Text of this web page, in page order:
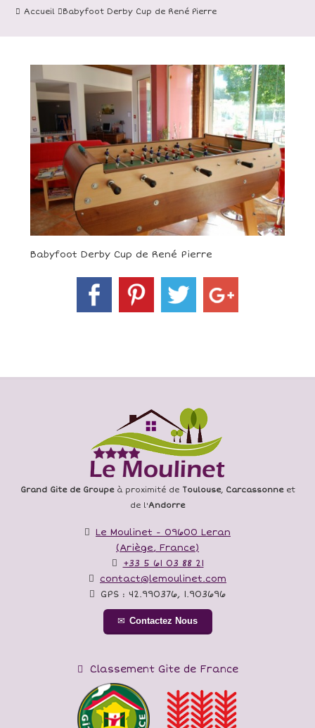
Accueil Babyfoot Derby Cup de René Pierre
Babyfoot Derby Cup de René Pierre
Grand Gite de Groupeà proximité de Toulouse, Carcassonneet
de l'Andorre
Le Moulinet - 09600 Leran
(Ariège, France)
+33 5 61 03 88 21
contact@lemoulinet.com
GPS : 42.990376, 1.903696
Contactez Nous
Classement Gite de France